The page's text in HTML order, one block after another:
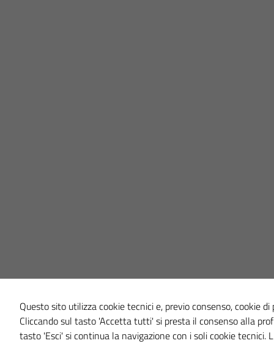
Questo sito utilizza cookie tecnici e, previo consenso, cookie
Cliccando sul tasto 'Accetta tutti' si presta il consenso alla
tasto 'Esci' si continua la navigazione con i soli cookie tecnici.